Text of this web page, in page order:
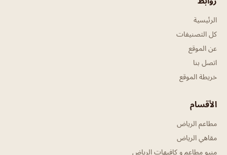
الرئيسية
كل التصنيفات
عن الموقع
اتصل بنا
خريطة الموقع
الأقسام
مطاعم الرياض
مقاهي الرياض
منيو مطاعم و كافيهات الرياض